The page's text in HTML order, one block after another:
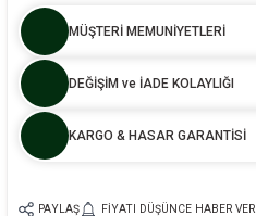
MÜŞTERİ MEMUNİYETLERİ
DEĞİŞİM ve İADE KOLAYLIĞI
KARGO & HASAR GARANTİSİ
PAYLAŞ FIYATI DÜŞÜNCE HABER VER